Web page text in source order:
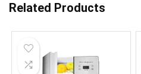
Related Products